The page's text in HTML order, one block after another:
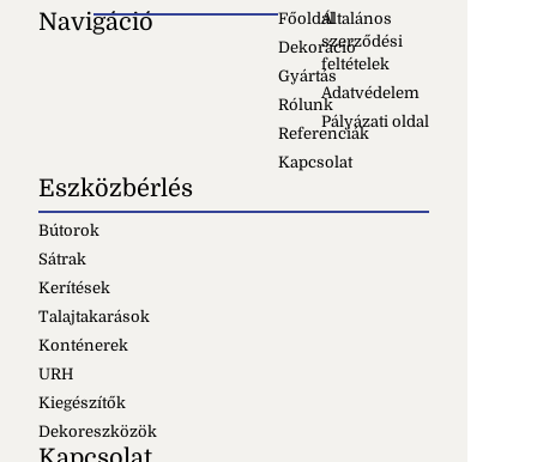
Navigáció
Főoldal
Dekoráció
Gyártás
Rólunk
Referenciák
Kapcsolat
Általános
szerződési
feltételek
Adatvédelem
Pályázati oldal
Eszközbérlés
Bútorok
Sátrak
Kerítések
Talajtakarások
Konténerek
URH
Kiegészítők
Dekoreszközök